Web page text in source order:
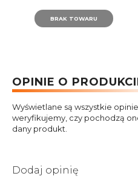
BRAK TOWARU
OPINIE O
Wyświetlane są wszystkie
weryfikujemy, czy pochodzą
dany produkt.
Dodaj opinię